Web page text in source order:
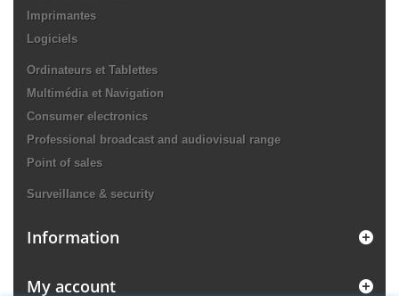
Imprimantes
Logiciels
Ordinateurs et Tablettes
Multimédia et Navigation
Consumer electronics
Professional broadcast and audiovisual range
Point of sales
Surveillance & security
Information
My account